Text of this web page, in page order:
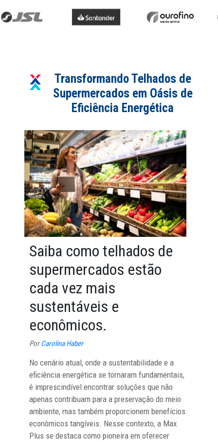
Transformando Telhados de
Supermercados em Oásis de
Eficiência Energética
Saiba como telhados de
supermercados estão
cada vez mais
sustentáveis e
econômicos.
PorCarolina Haber
No cenário atual, onde a sustentabilidade e a
eficiência energética se tornaram fundamentais,
é imprescindível encontrar soluções que não
apenas contribuam para a preservação do meio
ambiente, mas também proporcionem benefícios
econômicos tangíveis. Nesse contexto, a Max
Plus se destaca como pioneira em oferecer